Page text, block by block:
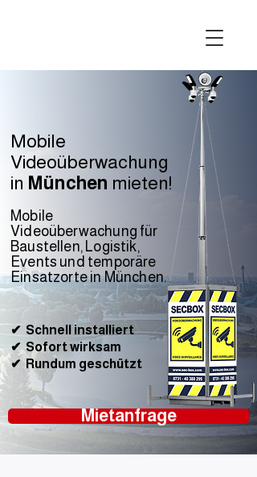
✔ Schnell installiert
✔ Sofort wirksam
✔ Rundum geschützt
Mobile
Videoüberwachung für
Baustellen, Logistik,
Events und temporäre
Einsatzorte in München.
Mobile
Videoüberwachung
in München mieten!
Mietanfrage